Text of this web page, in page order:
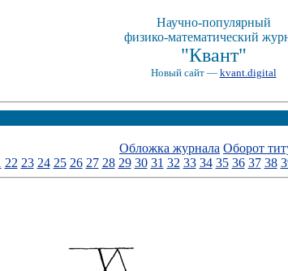
Научно-популярный
физико-математический
"Квант"
Новый сайт — kvant.digital
Обложка журнала Оборот
22 23 24 25 26 27 28 29 30 31 32 33 34 35 36 37 38